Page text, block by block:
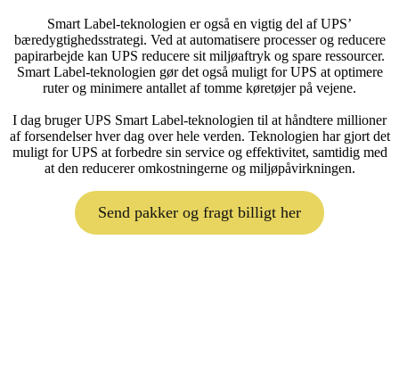
Smart Label-teknologien er også en vigtig del af UPS’
bæredygtighedsstrategi. Ved at automatisere processer og reducere
papirarbejde kan UPS reducere sit miljøaftryk og spare ressourcer.
Smart Label-teknologien gør det også muligt for UPS at optimere
ruter og minimere antallet af tomme køretøjer på vejene.
I dag bruger UPS Smart Label-teknologien til at håndtere millioner
af forsendelser hver dag over hele verden. Teknologien har gjort det
muligt for UPS at forbedre sin service og effektivitet, samtidig med
at den reducerer omkostningerne og miljøpåvirkningen.
Send pakker og fragt billigt her